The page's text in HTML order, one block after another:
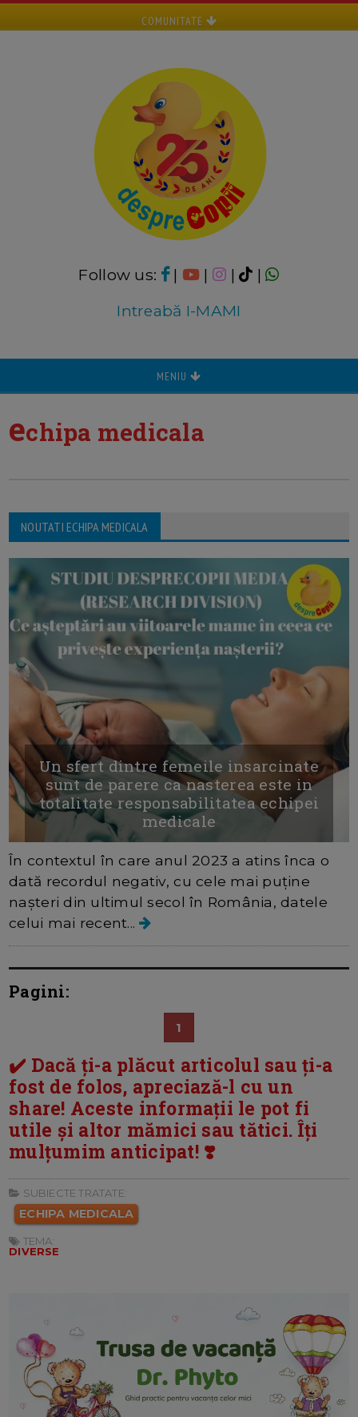
COMUNITATE
Follow us: | | |
|
Intreabă I-MAMI
MENIU
echipa medicala
NOUTATI ECHIPA MEDICALA
Un sfert dintre femeile insarcinate
sunt de parere ca nasterea este in
totalitate responsabilitatea echipei
medicale
În contextul în care anul 2023 a atins înca o
dată recordul negativ, cu cele mai puține
nașteri din ultimul secol în România, datele
celui mai recent...
Pagini:
1
✔️ Dacă ți-a plăcut articolul sau ți-a
fost de folos, apreciază-l cu un
share! Aceste informații le pot fi
utile și altor mămici sau tătici. Îți
mulțumim anticipat! ❣️
SUBIECTE TRATATE:
ECHIPA MEDICALA
TEMA:
DIVERSE